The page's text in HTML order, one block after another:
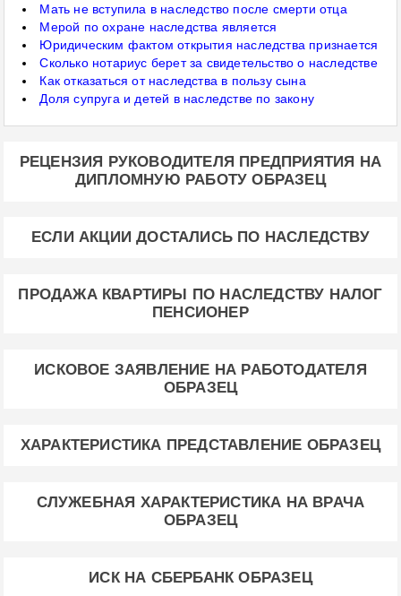
Мать не вступила в наследство после смерти отца
Мерой по охране наследства является
Юридическим фактом открытия наследства признается
Сколько нотариус берет за свидетельство о наследстве
Как отказаться от наследства в пользу сына
Доля супруга и детей в наследстве по закону
РЕЦЕНЗИЯ РУКОВОДИТЕЛЯ ПРЕДПРИЯТИЯ НА
ДИПЛОМНУЮ РАБОТУ ОБРАЗЕЦ
ЕСЛИ АКЦИИ ДОСТАЛИСЬ ПО НАСЛЕДСТВУ
ПРОДАЖА КВАРТИРЫ ПО НАСЛЕДСТВУ НАЛОГ
ПЕНСИОНЕР
ИСКОВОЕ ЗАЯВЛЕНИЕ НА РАБОТОДАТЕЛЯ
ОБРАЗЕЦ
ХАРАКТЕРИСТИКА ПРЕДСТАВЛЕНИЕ ОБРАЗЕЦ
СЛУЖЕБНАЯ ХАРАКТЕРИСТИКА НА ВРАЧА
ОБРАЗЕЦ
ИСК НА СБЕРБАНК ОБРАЗЕЦ